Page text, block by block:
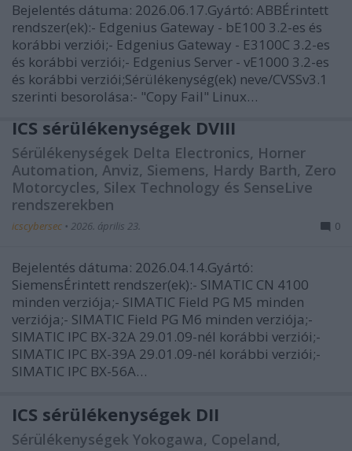
Bejelentés dátuma: 2026.06.17.Gyártó: ABBÉrintett
rendszer(ek):- Edgenius Gateway - bE100 3.2-es és
korábbi verziói;- Edgenius Gateway - E3100C 3.2-es
és korábbi verziói;- Edgenius Server - vE1000 3.2-es
és korábbi verziói;Sérülékenység(ek) neve/CVSSv3.1
szerinti besorolása:- "Copy Fail" Linux…
ICS sérülékenységek DVIII
Sérülékenységek Delta Electronics, Horner
Automation, Anviz, Siemens, Hardy Barth, Zero
Motorcycles, Silex Technology és SenseLive
rendszerekben
icscybersec • 2026. április 23. 0
Bejelentés dátuma: 2026.04.14.Gyártó:
SiemensÉrintett rendszer(ek):- SIMATIC CN 4100
minden verziója;- SIMATIC Field PG M5 minden
verziója;- SIMATIC Field PG M6 minden verziója;-
SIMATIC IPC BX-32A 29.01.09-nél korábbi verziói;-
SIMATIC IPC BX-39A 29.01.09-nél korábbi verziói;-
SIMATIC IPC BX-56A…
ICS sérülékenységek DII
Sérülékenységek Yokogawa, Copeland,